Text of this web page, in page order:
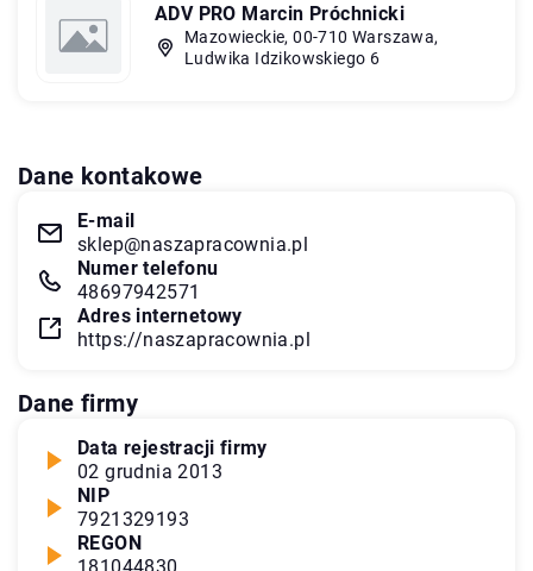
ADV PRO Marcin Próchnicki
Mazowieckie, 00-710 Warszawa,
Ludwika Idzikowskiego 6
Dane kontakowe
E-mail
sklep@naszapracownia.pl
Numer telefonu
48697942571
Adres internetowy
https://naszapracownia.pl
Dane firmy
Data rejestracji firmy
02 grudnia 2013
NIP
7921329193
REGON
181044830